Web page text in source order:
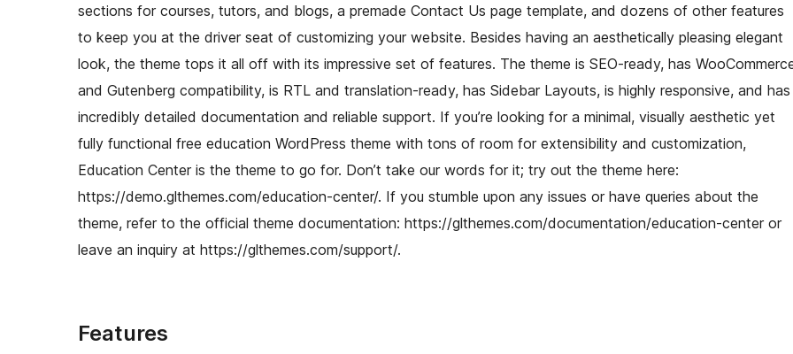
sections for courses, tutors, and blogs, a premade Contact Us page template, and dozens of other features
to keep you at the driver seat of customizing your website. Besides having an aesthetically pleasing elegant
look, the theme tops it all off with its impressive set of features. The theme is SEO-ready, has
and Gutenberg compatibility, is RTL and translation-ready, has Sidebar Layouts, is highly responsive, and has
incredibly detailed documentation and reliable support. If you’re looking for a minimal, visually aesthetic yet
fully functional free education WordPress theme with tons of room for extensibility and customization,
Education Center is the theme to go for. Don’t take our words for it; try out the theme here:
https://demo.glthemes.com/education-center/. If you stumble upon any issues or have queries about the
theme, refer to the official theme documentation: https://glthemes.com/documentation/education-center or
leave an inquiry at https://glthemes.com/support/.
Features